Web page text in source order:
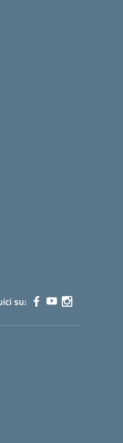
su: